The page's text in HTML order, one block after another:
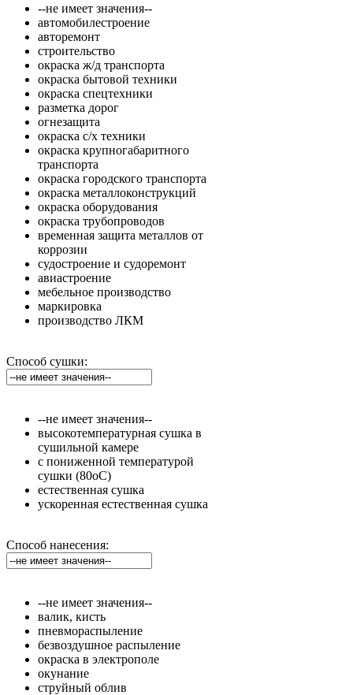
--не имеет значения--
автомобилестроение
авторемонт
строительство
окраска ж/д транспорта
окраска бытовой техники
окраска спецтехники
разметка дорог
огнезащита
окраска с/х техники
окраска крупногабаритного
транспорта
окраска городского транспорта
окраска металлоконструкций
окраска оборудования
окраска трубопроводов
временная защита металлов от
коррозии
судостроение и судоремонт
авиастроение
мебельное производство
маркировка
производство ЛКМ
Способ сушки:
--не имеет значения--
высокотемпературная сушка в
сушильной камере
с пониженной температурой
сушки (80оС)
естественная сушка
ускоренная естественная сушка
Способ нанесения:
--не имеет значения--
валик, кисть
пневмораспыление
безвоздушное распыление
окраска в электрополе
окунание
струйный облив